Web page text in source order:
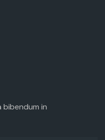
bibendum in